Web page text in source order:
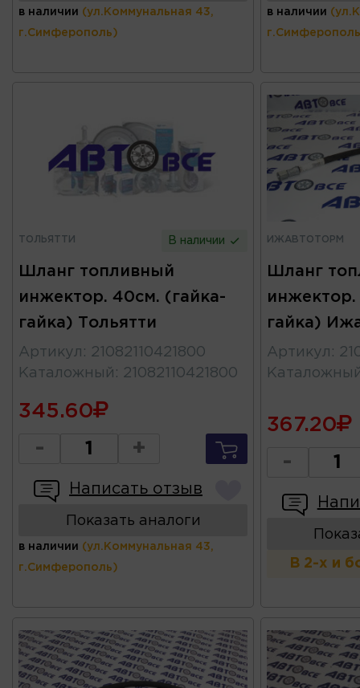
в наличии (ул.Коммунальная 43,
г.Симферополь)
в наличии
ТОЛЬЯТТИ В наличии
Шланг топливный
инжектор. 40см. (гайка-
гайка) Тольятти
Артикул : 21082110421800
Каталожный : 21082110421800
345.60
- +
Написать отзыв
Показать аналоги
в наличии (ул.Коммунальная 43,
г.Симферополь)
ИЖАВТОТОРМ
Шланг
инжектор.
гайка)
Артикул :
367.20
-
В 2-х и